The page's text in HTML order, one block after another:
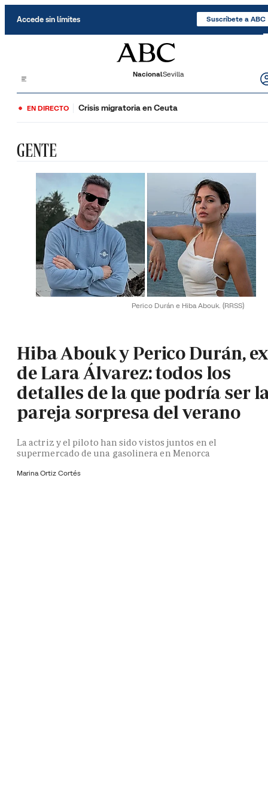
Accede sin límites Suscríbete a ABC
NacionalSevilla
EN DIRECTO Crisis migratoria en Ceuta
GENTE
Perico Durán e Hiba Abouk. (RRSS)
Hiba Abouk y Perico Durán, ex
de Lara Álvarez: todos los
detalles de la que podría ser
pareja sorpresa del verano
La actriz y el piloto han sido vistos juntos en el
supermercado de una gasolinera en Menorca
Marina Ortiz Cortés